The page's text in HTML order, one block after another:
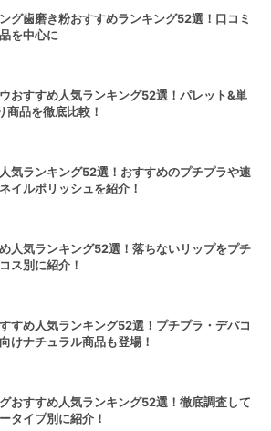
グ歯磨き粉おすすめランキング52選！口コミ
を中心に
おすすめ人気ランキング52選！パレット&単
商品を徹底比較！
気ランキング52選！おすすめのプチプラや速
イルポリッシュを紹介！
人気ランキング52選！落ちないリップをプチ
ス別に紹介！
すめ人気ランキング52選！プチプラ・デパコ
けナチュラル商品も登場！
おすすめ人気ランキング52選！徹底調査して
タイプ別に紹介！